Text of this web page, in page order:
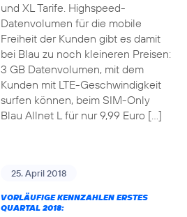
und XL Tarife. Highspeed-
Datenvolumen für die mobile
Freiheit der Kunden gibt es damit
bei Blau zu noch kleineren Preisen:
3 GB Datenvolumen, mit dem
Kunden mit LTE-Geschwindigkeit
surfen können, beim SIM-Only
Blau Allnet L für nur 9,99 Euro […]
25. April 2018
VORLÄUFIGE KENNZAHLEN ERSTES
QUARTAL 2018: